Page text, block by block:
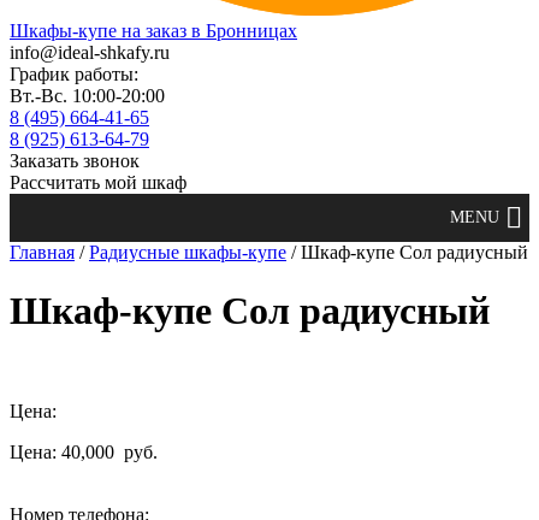
Шкафы-купе на заказ в Бронницах
info@ideal-shkafy.ru
График работы:
Вт.-Вс. 10:00-20:00
8 (495) 664-41-65
8 (925) 613-64-79
Заказать звонок
Рассчитать мой шкаф
Главная /Радиусные шкафы-купе / Шкаф-купе Сол радиусный
Шкаф-купе Сол радиусный
Цена:
Цена: 40,000 руб.
Номер телефона: